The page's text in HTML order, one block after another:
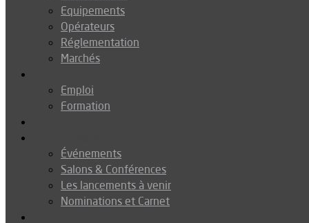
Equipements
Opérateurs
Réglementation
Marchés
Emploi
Formation
Événements
Salons & Conférences
Les lancements à venir
Nominations et Carnet